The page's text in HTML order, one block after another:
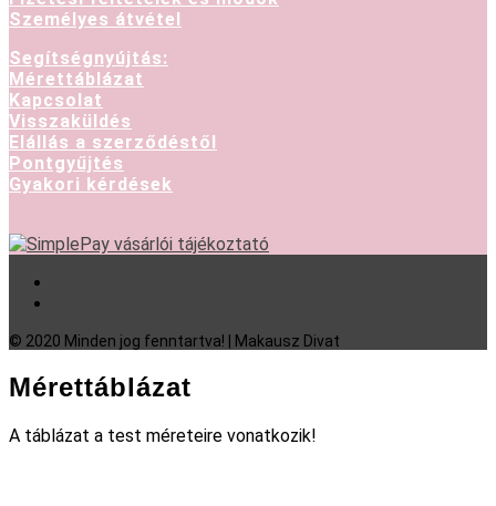
Személyes átvétel
Segítségnyújtás:
Mérettáblázat
Kapcsolat
Visszaküldés
Elállás a szerződéstől
Pontgyűjtés
Gyakori kérdések
© 2020 Minden jog fenntartva! | Makausz Divat
Mérettáblázat
A táblázat a test méreteire vonatkozik!